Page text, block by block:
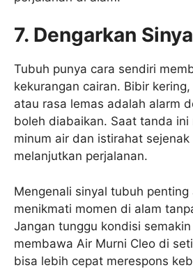
7. Dengarkan
Tubuh punya cara sendiri
kekurangan cairan. Bibir
atau rasa lemas adalah alarm
boleh diabaikan. Saat tanda ini
minum air dan istirahat sejenak
melanjutkan perjalanan.
Mengenali sinyal tubuh penting
menikmati momen di alam
Jangan tunggu kondisi
membawa Air Murni Cleo di
bisa lebih cepat merespons